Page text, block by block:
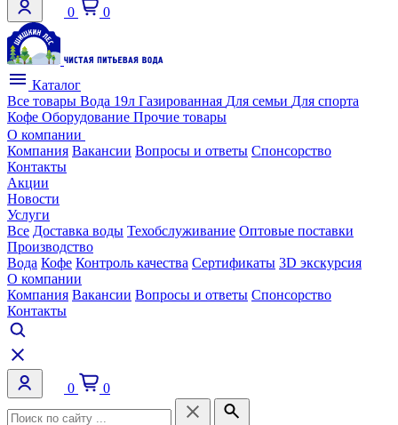
0 0
Каталог
Все товары Вода 19л Газированная Для семьи Для спорта
Кофе Оборудование Прочие товары
О компании
Компания Вакансии Вопросы и ответы Спонсорство
Контакты
Акции
Новости
Услуги
Все Доставка воды Техобслуживание Оптовые поставки
Производство
Вода Кофе Контроль качества Сертификаты 3D экскурсия
О компании
Компания Вакансии Вопросы и ответы Спонсорство
Контакты
0 0